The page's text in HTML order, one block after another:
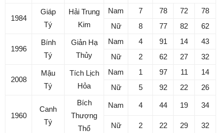
1984
Giáp
Tý
Hải Trung
Kim
Nam 7 78 72
78
Nữ
8 77 82 62
1996
Bính
Tý
Giản Hạ
Thủy
Nam 4 91 14
43
Nữ
2 62 27 32
2008
Mậu
Tý
Tích Lịch
Hỏa
Nam 1 97 11
14
Nữ
5 92 22 26
1960
Canh
Tý
Bích
Thượng
Thổ
Nam 4 44 19 34
Nữ 2 22 29 32